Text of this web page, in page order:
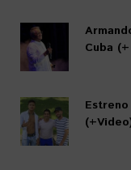
Cuba